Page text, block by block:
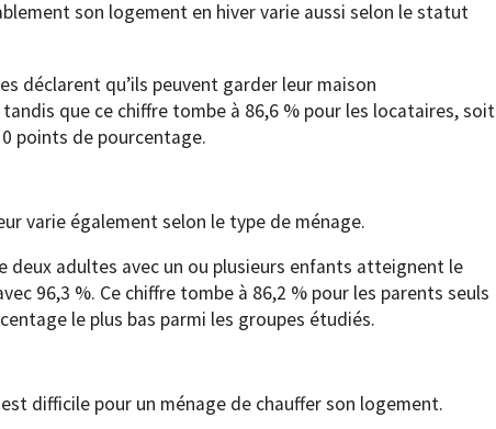
son logement en hiver varie aussi selon le statut
déclarent qu’ils peuvent garder leur maison
que ce chiffre tombe à 86,6 % pour les locataires, soit
points de pourcentage.
varie également selon le type de ménage.
deux adultes avec un ou plusieurs enfants atteignent le
96,3 %. Ce chiffre tombe à 86,2 % pour les parents seuls
le plus bas parmi les groupes étudiés.
difficile pour un ménage de chauffer son logement.